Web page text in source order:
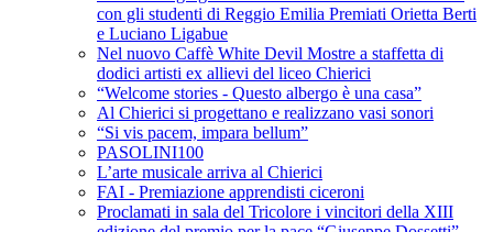
con gli studenti di Reggio Emilia Premiati Orietta Berti
e Luciano Ligabue
Nel nuovo Caffè White Devil Mostre a staffetta di
dodici artisti ex allievi del liceo Chierici
“Welcome stories - Questo albergo è una casa”
Al Chierici si progettano e realizzano vasi sonori
“Si vis pacem, impara bellum”
PASOLINI100
L’arte musicale arriva al Chierici
FAI - Premiazione apprendisti ciceroni
Proclamati in sala del Tricolore i vincitori della XIII